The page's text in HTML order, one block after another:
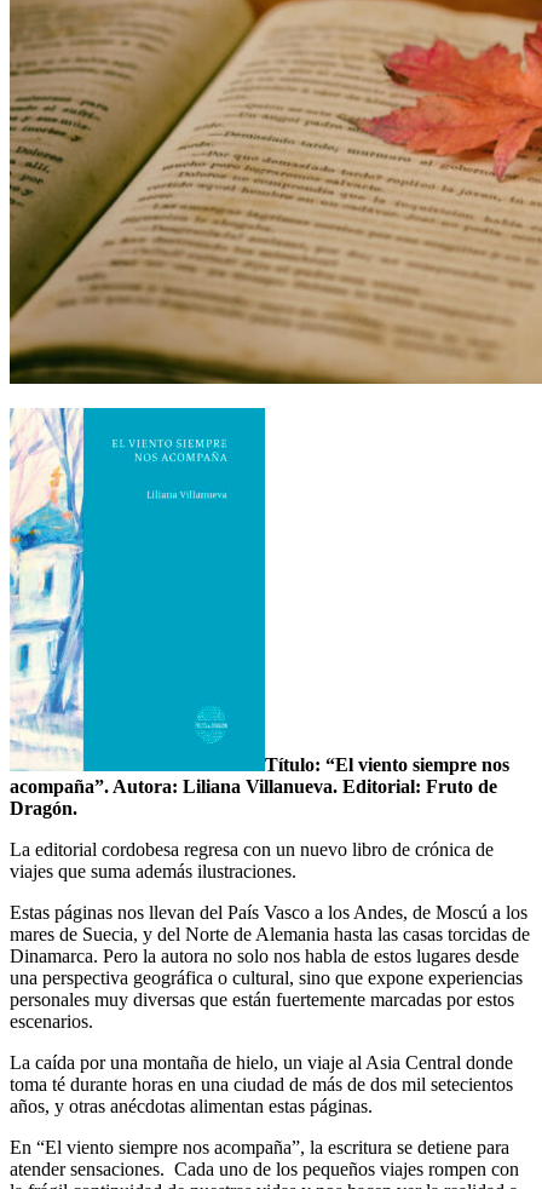
Título: “El viento siempre nos
acompaña”. Autora: Liliana Villanueva. Editorial: Fruto de
Dragón.
La editorial cordobesa regresa con un nuevo libro de crónica de
viajes que suma además ilustraciones.
Estas páginas nos llevan del País Vasco a los Andes, de Moscú a los
mares de Suecia, y del Norte de Alemania hasta las casas torcidas de
Dinamarca. Pero la autora no solo nos habla de estos lugares desde
una perspectiva geográfica o cultural, sino que expone experiencias
personales muy diversas que están fuertemente marcadas por estos
escenarios.
La caída por una montaña de hielo, un viaje al Asia Central donde
toma té durante horas en una ciudad de más de dos mil setecientos
años, y otras anécdotas alimentan estas páginas.
En “El viento siempre nos acompaña”, la escritura se detiene para
atender sensaciones. Cada uno de los pequeños viajes rompen con